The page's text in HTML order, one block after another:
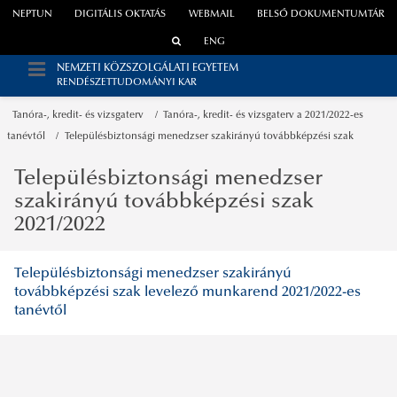
WEBMAIL
NEPTUN DIGITÁLIS OKTATÁS BELSŐ DOKUMENTUMTÁR
ENG
NEMZETI KÖZSZOLGÁLATI EGYETEM
RENDÉSZETTUDOMÁNYI KAR
Tanóra-, kredit- és vizsgaterv Tanóra-, kredit- és vizsgaterv a 2021/2022-es
tanévtől Településbiztonsági menedzser szakirányú továbbképzési szak
Településbiztonsági menedzser
szakirányú továbbképzési szak
2021/2022
Településbiztonsági menedzser szakirányú
továbbképzési szak levelező munkarend 2021/2022-es
tanévtől